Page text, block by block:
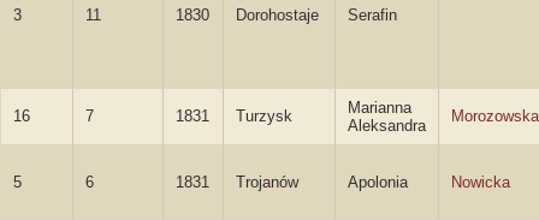
3 11 1830 Dorohostaje Serafin
16 7 1831 Turzysk
Marianna
Aleksandra
Morozowska
5 6 1831 Trojanów Apolonia Nowicka